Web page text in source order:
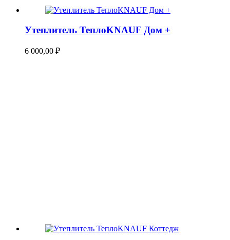
Утеплитель ТеплоKNAUF Дом +
6 000,00 ₽